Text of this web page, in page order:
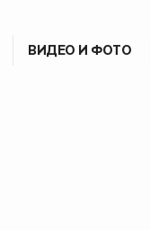
ВИДЕО И ФОТО